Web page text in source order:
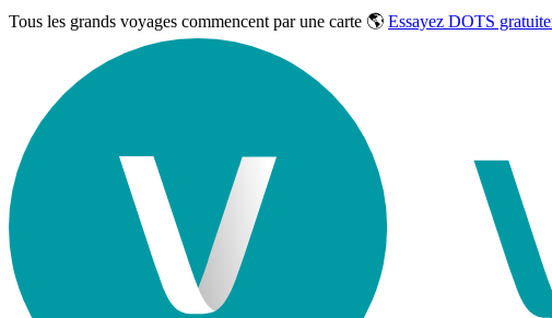
Tous les grands voyages commencent par une carte 🌎 Essayez DOTS